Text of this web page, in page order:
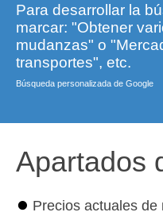
Para desarrollar la
marcar: "Obtener
mudanzas" o
transportes", etc.
Búsqueda personalizada de Google
Apartados
⏺ Precios actuales de